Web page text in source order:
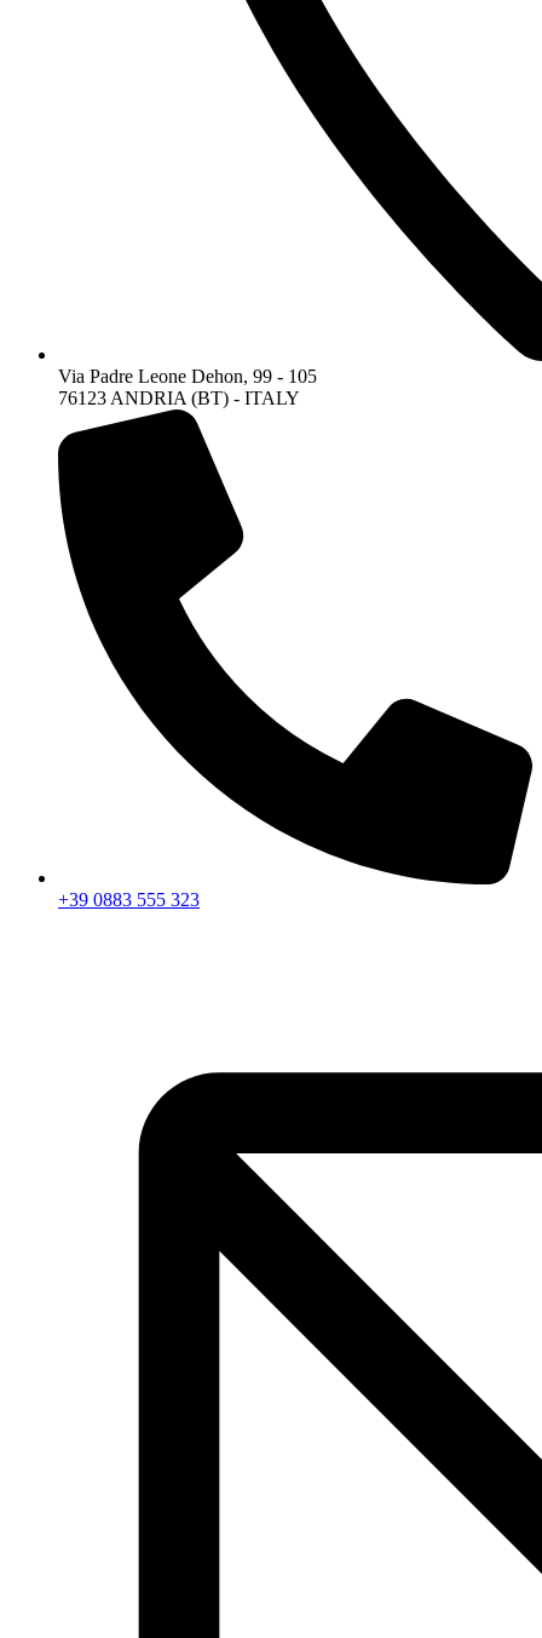
Via Padre Leone Dehon, 99 - 105
76123 ANDRIA (BT) - ITALY
+39 0883 555 323